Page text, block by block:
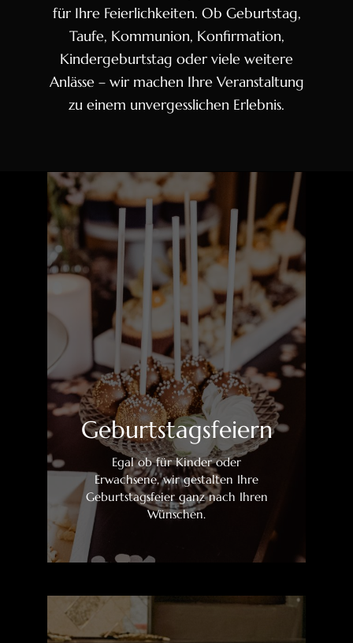
für Ihre Feierlichkeiten. Ob Geburtstag,
Taufe, Kommunion, Konfirmation,
Kindergeburtstag oder viele weitere
Anlässe – wir machen Ihre Veranstaltung
zu einem unvergesslichen Erlebnis.
Geburtstagsfeiern
Egal ob für Kinder oder
Erwachsene, wir gestalten Ihre
Geburtstagsfeier ganz nach Ihren
Wünschen.